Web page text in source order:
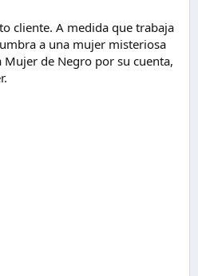
cliente. A medida que trabaja
a una mujer misteriosa
de Negro por su cuenta,